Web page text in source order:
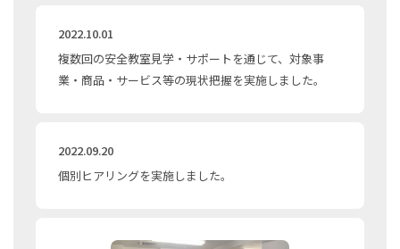
2022.10.01
複数回の安全教室見学・サポートを通じて、対象事
業・商品・サービス等の現状把握を実施しました。
2022.09.20
個別ヒアリングを実施しました。